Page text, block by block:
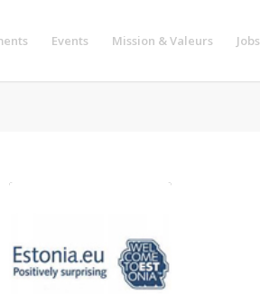
Events Mission & Valeurs Jobs